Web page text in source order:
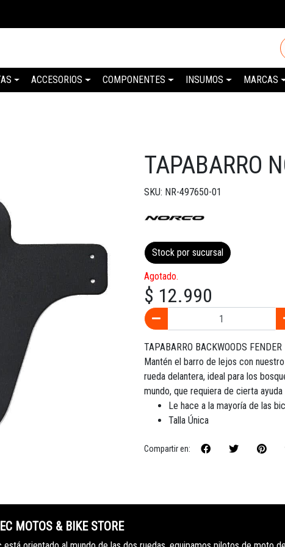
ACCESORIOS COMPONENTES INSUMOS MARCAS
TAPABARRO
SKU: NR-497650-01
Stock por sucursal
Agotado.
$ 12.990
TAPABARRO BACKWOODS FENDER
Mantén el barro de lejos con
rueda delantera, ideal para los
mundo, que requiera de cierta
Le hace a la mayoría de las
Talla Única
Compartir en:
MOTOS & BIKE STORE